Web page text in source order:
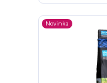
Novinka